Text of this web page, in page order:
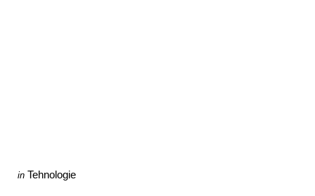
Categories
Posted
in Tehnologie